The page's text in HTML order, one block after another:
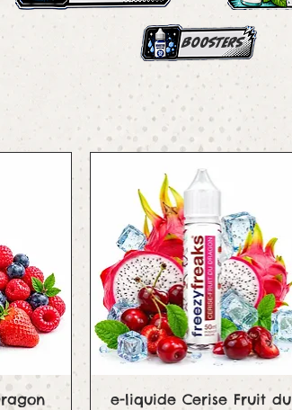
boosters
Aperçu rapide
e-liquide Cerise Fruit du